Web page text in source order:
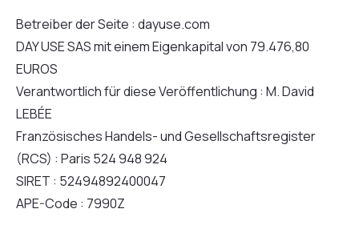
Betreiber der Seite : dayuse.com
DAY USE SAS mit einem Eigenkapital von 79.476,80
EUROS
Verantwortlich für diese Veröffentlichung : M. David
LEBÉE
Französisches Handels- und Gesellschaftsregister
(RCS) : Paris 524 948 924
SIRET : 52494892400047
APE-Code : 7990Z